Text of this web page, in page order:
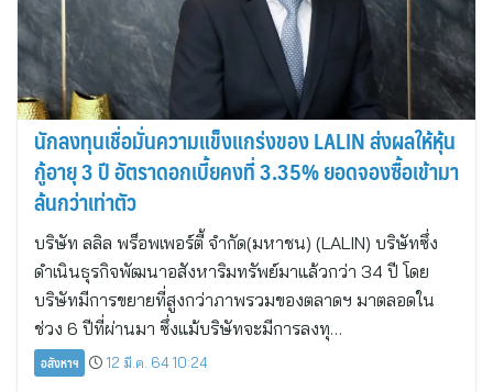
นักลงทุนเชื่อมั่นความแข็งแกร่งของ LALIN ส่งผลให้หุ้น
กู้อายุ 3 ปี อัตราดอกเบี้ยคงที่ 3.35% ยอดจองซื้อเข้ามา
ล้นกว่าเท่าตัว
บริษัท ลลิล พร็อพเพอร์ตี้ จำกัด(มหาชน) (LALIN) บริษัทซึ่ง
ดำเนินธุรกิจพัฒนาอสังหาริมทรัพย์มาแล้วกว่า 34 ปี โดย
บริษัทมีการขยายที่สูงกว่าภาพรวมของตลาดฯ มาตลอดใน
ช่วง 6 ปีที่ผ่านมา ซึ่งแม้บริษัทจะมีการลงทุ…
อสังหาฯ 12 มี.ค. 64 10:24